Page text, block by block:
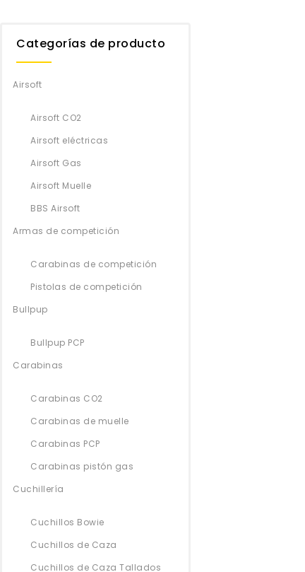
Categorías de producto
Airsoft
Airsoft CO2
Airsoft eléctricas
Airsoft Gas
Airsoft Muelle
BBS Airsoft
Armas de competición
Carabinas de competición
Pistolas de competición
Bullpup
Bullpup PCP
Carabinas
Carabinas CO2
Carabinas de muelle
Carabinas PCP
Carabinas pistón gas
Cuchillería
Cuchillos Bowie
Cuchillos de Caza
Cuchillos de Caza Tallados